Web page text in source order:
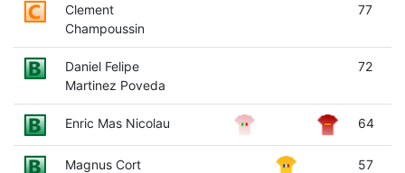
Clement
Champoussin
77
Daniel Felipe
Martinez Poveda
72
Enric Mas Nicolau 64
Magnus Cort
57